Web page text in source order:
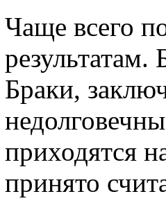
Чаще всего
результатам.
Браки,
приходятся
принято